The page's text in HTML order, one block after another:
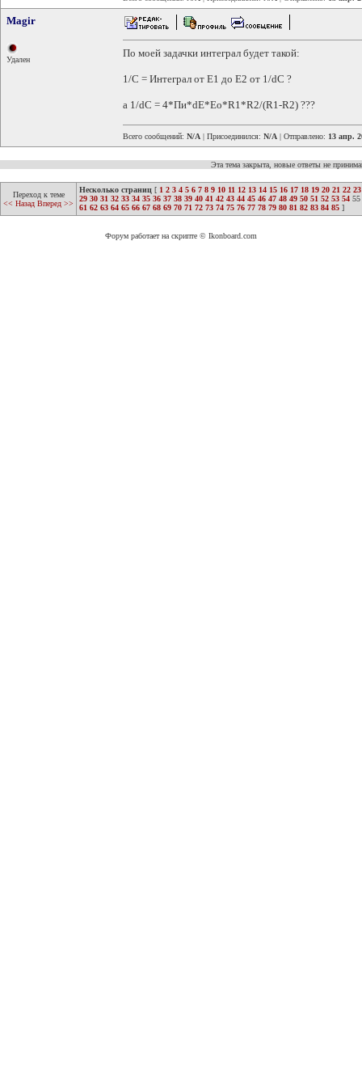
Magir
Удален
По моей задачки интеграл будет такой:
1/C = Интеграл от E1 до E2 от 1/dC ?
а 1/dC = 4*Пи*dE*Eo*R1*R2/(R1-R2) ???
Всего сообщений: N/A | Присоединился: N/A | Отправлено: 13 апр.
Эта тема закрыта, новые ответы не
Переход к теме
<< Назад Вперед >>
Несколько страниц [ 1 2 3 4 5 6 7 8 9 10 11 12 13 14 15 16 17 18 19 20 21 22 23
29 30 31 32 33 34 35 36 37 38 39 40 41 42 43 44 45 46 47 48 49 50 51 52 53 54 55
61 62 63 64 65 66 67 68 69 70 71 72 73 74 75 76 77 78 79 80 81 82 83 84 85 ]
Форум работает на скрипте © Ikonboard.com